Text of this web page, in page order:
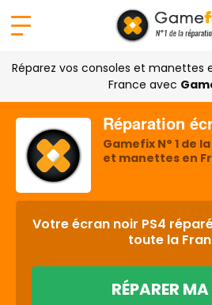
Réparez vos consoles et manettes
France avec
Réparation
Gamefix N° 1 de
et manettes en
Votre écran noir PS4
toute la
RÉPARER